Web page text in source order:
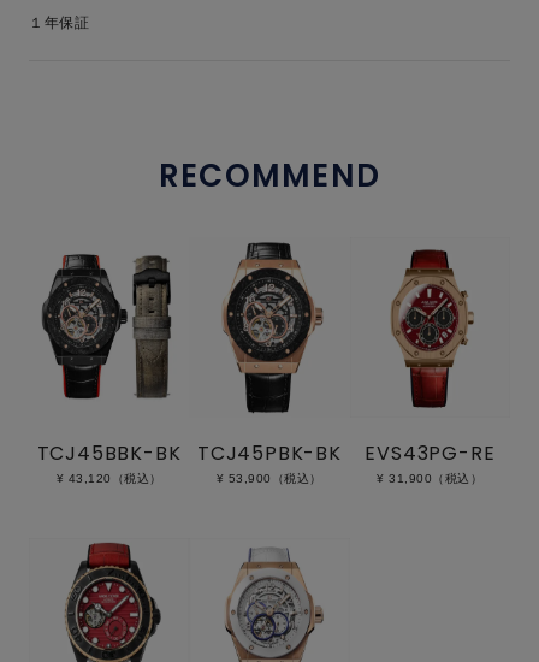
１年保証
RECOMMEND
TCJ45BBK-BK
¥ 43,120（税込）
TCJ45PBK-BK
¥ 53,900（税込）
EVS43PG-RE
¥ 31,900（税込）